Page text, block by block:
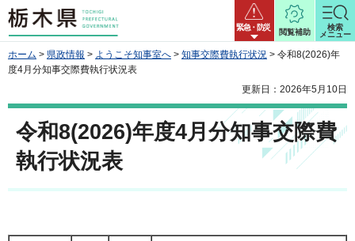
栃木県 緊急・防災
閲覧補助
検索
メニュー
ホーム > 県政情報 > ようこそ知事室へ > 知事交際費執行状況 > 令和8(2026)年
度4月分知事交際費執行状況表
更新日：2026年5月10日
令和8(2026)年度4月分知事交際費
執行状況表